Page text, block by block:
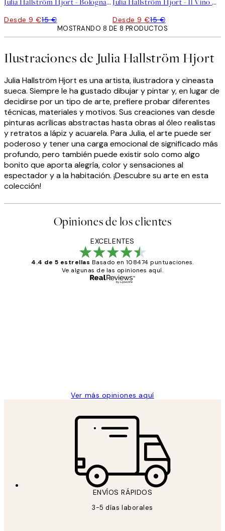
Julia Hallström Hjort - Bologna Poster
Desde 9 €15 €
Julia Hallström Hjort - Il Vino Poster
Desde 9 €15 €
MOSTRANDO 8 DE 8 PRODUCTOS
Ilustraciones de Julia Hallström Hjort
Julia Hallström Hjort es una artista, ilustradora y cineasta
sueca. Siempre le ha gustado dibujar y pintar y, en lugar de
decidirse por un tipo de arte, prefiere probar diferentes
técnicas, materiales y motivos. Sus creaciones van desde
pinturas acrílicas abstractas hasta obras al óleo realistas
y retratos a lápiz y acuarela. Para Julia, el arte puede ser
poderoso y tener una carga emocional de significado más
profundo, pero también puede existir solo como algo
bonito que aporta alegría, color y sensaciones al
espectador y a la habitación. ¡Descubre su arte en esta
colección!
Opiniones de los clientes
EXCELENTES
4.4 de 5 estrellas Basado en 108474 puntuaciones.
Ve algunas de las opiniones aquí.
Ver más opiniones aquí
ENVÍOS RÁPIDOS
3-5 días laborales